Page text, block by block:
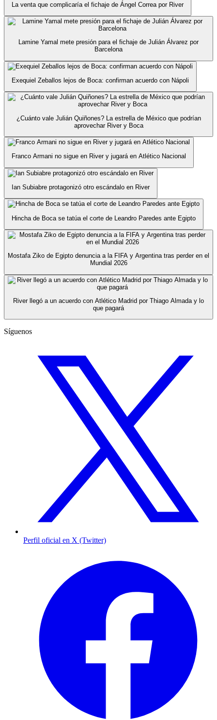
La venta que complicaría el fichaje de Ángel Correa por River
Lamine Yamal mete presión para el fichaje de Julián Álvarez por
Barcelona
Exequiel Zeballos lejos de Boca: confirman acuerdo con Nápoli
¿Cuánto vale Julián Quiñones? La estrella de México que podrían
aprovechar River y Boca
Franco Armani no sigue en River y jugará en Atlético Nacional
Ian Subiabre protagonizó otro escándalo en River
Hincha de Boca se tatúa el corte de Leandro Paredes ante Egipto
Mostafa Ziko de Egipto denuncia a la FIFA y Argentina tras perder en el
Mundial 2026
River llegó a un acuerdo con Atlético Madrid por Thiago Almada y lo
que pagará
Síguenos
Perfil oficial en X (Twitter)